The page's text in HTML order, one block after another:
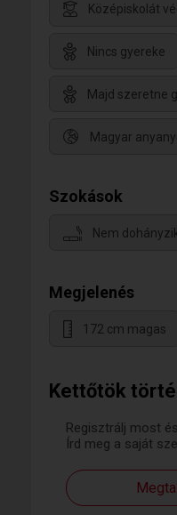
Kettőtök
Regisztrálj most
Írd meg a saját
Középiskolát
Nincs gyereke
Majd szeretne
Magyar
Szokások
Nem
Megjelenés
172 cm magas